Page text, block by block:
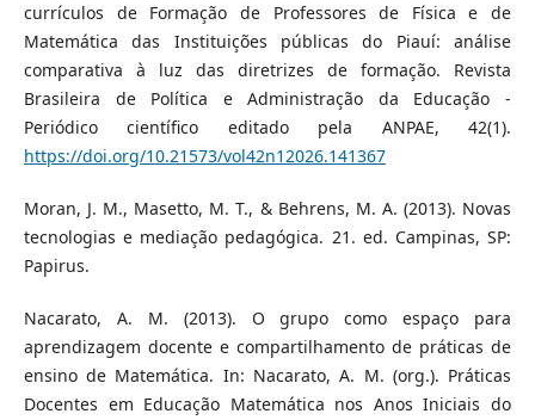
currículos de Formação de Professores de Física e de
Matemática das Instituições públicas do Piauí: análise
comparativa à luz das diretrizes de formação. Revista
Brasileira de Política e Administração da Educação -
Periódico científico editado pela ANPAE, 42(1).
https://doi.org/10.21573/vol42n12026.141367
Moran, J. M., Masetto, M. T., & Behrens, M. A. (2013). Novas
tecnologias e mediação pedagógica. 21. ed. Campinas, SP:
Papirus.
Nacarato, A. M. (2013). O grupo como espaço para
aprendizagem docente e compartilhamento de práticas de
ensino de Matemática. In: Nacarato, A. M. (org.). Práticas
Docentes em Educação Matemática nos Anos Iniciais do